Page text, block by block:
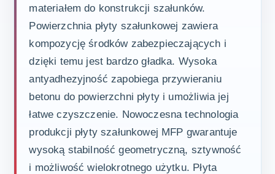
materiałem do konstrukcji szałunków.
Powierzchnia płyty szałunkowej zawiera
kompozycję środków zabezpieczających i
dzięki temu jest bardzo gładka. Wysoka
antyadhezyjność zapobiega przywieraniu
betonu do powierzchni płyty i umożliwia jej
łatwe czyszczenie. Nowoczesna technologia
produkcji płyty szałunkowej MFP gwarantuje
wysoką stabilność geometryczną, sztywność
i możliwość wielokrotnego użytku. Płyta